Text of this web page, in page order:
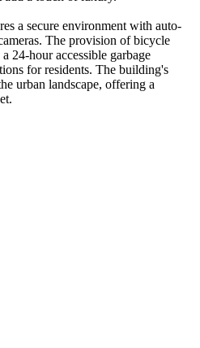
a secure environment with auto-
The provision of bicycle
24-hour accessible garbage
for residents. The building's
urban landscape, offering a